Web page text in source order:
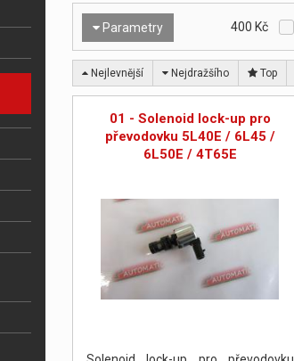
Parametry 400 Kč
Nejlevnější Nejdražšího Top
01 - Solenoid lock-up pro
převodovku 5L40E / 6L45 /
6L50E / 4T65E